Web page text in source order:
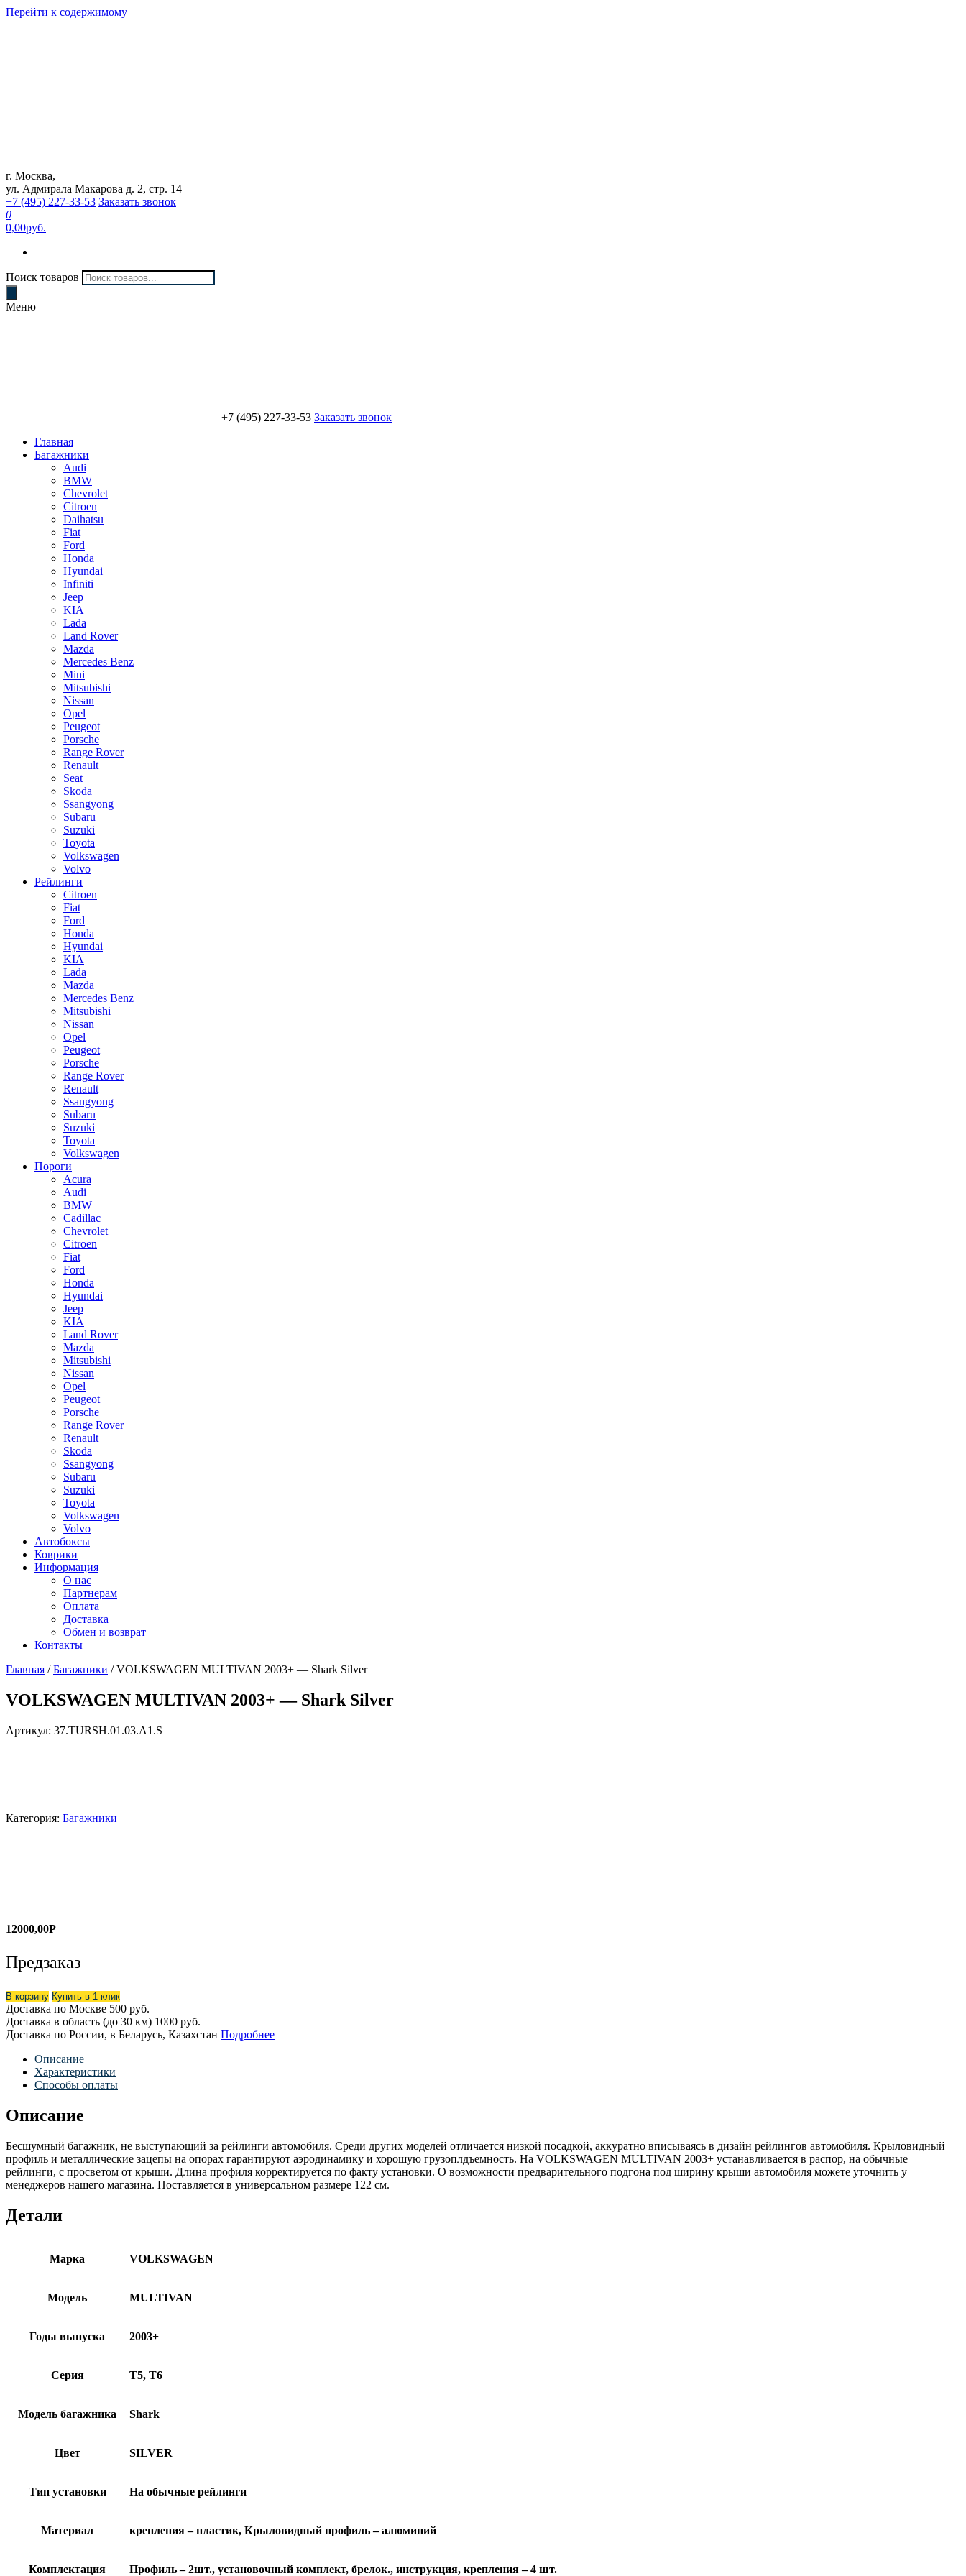
Перейти к содержимому
Интернет магазин "Can Auto"
г. Москва,
ул. Адмирала Макарова д. 2, стр. 14
+7 (495) 227-33-53 Заказать звонок
0
0,00руб.
Поиск товаров
Меню
+7 (495) 227-33-53 Заказать звонок
Главная
Багажники
Audi
BMW
Chevrolet
Citroen
Daihatsu
Fiat
Ford
Honda
Hyundai
Infiniti
Jeep
KIA
Lada
Land Rover
Mazda
Mercedes Benz
Mini
Mitsubishi
Nissan
Opel
Peugeot
Porsche
Range Rover
Renault
Seat
Skoda
Ssangyong
Subaru
Suzuki
Toyota
Volkswagen
Volvo
Рейлинги
Citroen
Fiat
Ford
Honda
Hyundai
KIA
Lada
Mazda
Mercedes Benz
Mitsubishi
Nissan
Opel
Peugeot
Porsche
Range Rover
Renault
Ssangyong
Subaru
Suzuki
Toyota
Volkswagen
Пороги
Acura
Audi
BMW
Cadillac
Chevrolet
Citroen
Fiat
Ford
Honda
Hyundai
Jeep
KIA
Land Rover
Mazda
Mitsubishi
Nissan
Opel
Peugeot
Porsche
Range Rover
Renault
Skoda
Ssangyong
Subaru
Suzuki
Toyota
Volkswagen
Volvo
Автобоксы
Коврики
Информация
О нас
Партнерам
Оплата
Доставка
Обмен и возврат
Контакты
Главная /Багажники / VOLKSWAGEN MULTIVAN 2003+ — Shark Silver
VOLKSWAGEN MULTIVAN 2003+ — Shark Silver
Артикул: 37.TURSH.01.03.A1.S
Категория: Багажники
12000,00Р
Предзаказ
В корзину Купить в 1 клик
Доставка по Москве 500 руб.
Доставка в область (до 30 км) 1000 руб.
Доставка по России, в Беларусь, Казахстан Подробнее
Описание
Характеристики
Способы оплаты
Описание
Бесшумный багажник, не выступающий за рейлинги автомобиля. Среди других моделей отличается низкой посадкой, аккуратно вписываясь в дизайн рейлингов автомобиля. Крыловидный
профиль и металлические зацепы на опорах гарантируют аэродинамику и хорошую грузоплдъемность. На VOLKSWAGEN MULTIVAN 2003+ устанавливается в распор, на обычные
рейлинги, с просветом от крыши. Длина профиля корректируется по факту установки. О возможности предварительного подгона под ширину крыши автомобиля можете уточнить у
менеджеров нашего магазина. Поставляется в универсальном размере 122 см.
Детали
Марка VOLKSWAGEN
Модель MULTIVAN
Годы выпуска 2003+
Серия T5, T6
Модель багажника Shark
Цвет SILVER
Тип установки На обычные рейлинги
Материал крепления – пластик, Крыловидный профиль – алюминий
Комплектация Профиль – 2шт., установочный комплект, брелок., инструкция, крепления – 4 шт.